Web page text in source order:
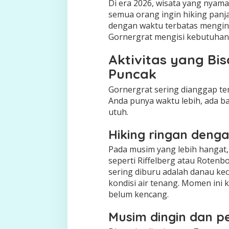
Di era 2026, wisata yang
semua orang ingin hiking
dengan waktu terbatas
Gornergrat mengisi
Aktivitas yang
Puncak
Gornergrat sering dianggap
Anda punya waktu lebih, ada
utuh.
Hiking ringan
Pada musim yang lebih
seperti Riffelberg atau
sering diburu adalah danau
kondisi air tenang. Momen ini
belum kencang.
Musim dingin dan